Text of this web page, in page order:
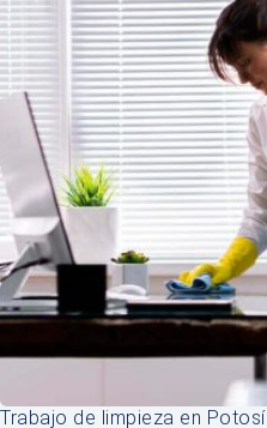
Trabajo de limpieza en Potosí